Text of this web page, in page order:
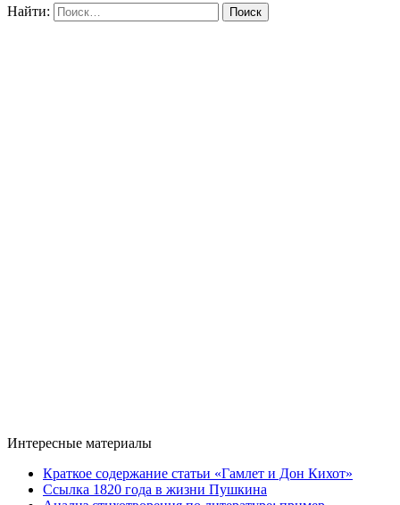
Найти:
Интересные материалы
Краткое содержание статьи «Гамлет и Дон Кихот»
Ссылка 1820 года в жизни Пушкина